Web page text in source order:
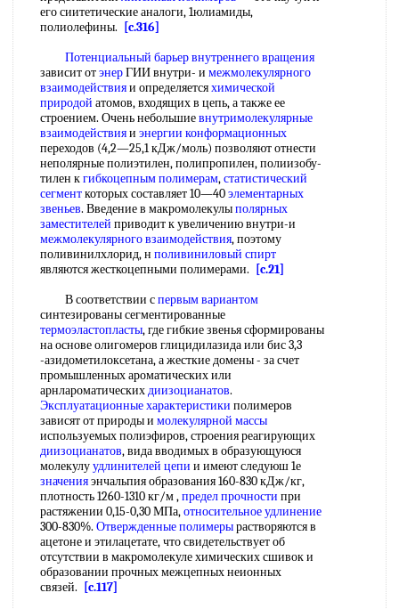
его сиитетические аналоги, 1юлиамиды,
полиолефины.
[c.316]
Потенциальный барьер внутреннего вращения
зависит отэнерГИИ внутри- и межмолекулярного
взаимодействияи определяетсяхимической
природой атомов, входящих в цепь, а также ее
строением. Очень небольшиевнутримолекулярные
взаимодействияи энергии конформационных
переходов (4,2—25,1 кДж/моль) позволяют отнести
неполярные полиэтилен, полипропилен, полиизобу-
тилен кгибкоцепным полимерам,статистический
сегменткоторых составляет 10—40элементарных
звеньев. Введение в макромолекулыполярных
заместителей приводит к увеличению внутри-и
межмолекулярного взаимодействия, поэтому
поливинилхлорид, н поливиниловый спирт
являются жесткоцепными полимерами.
[c.21]
В соответствии спервым вариантом
синтезированы сегментированные
термоэластопласты, где гибкие звенья сформированы
на основе олигомеров глицидилазида или бис 3,3
-азидометилоксетана, а жесткие домены - за счет
промышленных ароматических или
арнлароматическихдиизоцианатов.
Эксплуатационные характеристики полимеров
зависят от природы и молекулярной массы
используемых полиэфиров, строения реагирующих
диизоцианатов, вида вводимых в образующуюся
молекулуудлинителей цепи и имеют следуюш 1е
значенияэнчальпия образования 160-830 кДж/кг,
плотность 1260-1310 кг/м ,предел прочности при
растяжении 0,15-0,30 МПа,относительное удлинение
300-830%. Отвержденные полимерырастворяются в
ацетоне и этилацетате, что свидетельствует об
отсутствии в макромолекуле химических сшивок и
образовании прочных межцепных неионных
связей.
[c.117]